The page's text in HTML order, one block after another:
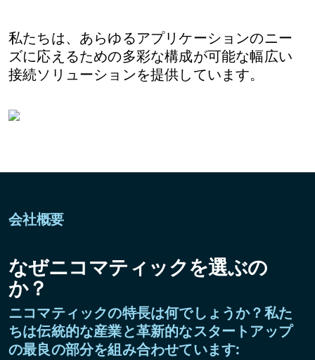
私たちは、あらゆるアプリケーションのニー
ズに応えるための多彩な構成が可能な幅広い
接続ソリューションを提供しています。
会社概要
なぜニコマティックを選ぶの
か？
ニコマティックの特長は何でしょうか？私た
ちは伝統的な産業と革新的なスタートアップ
の最良の部分を組み合わせています: